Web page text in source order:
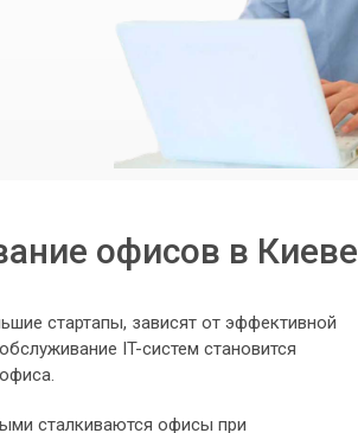
офисов в Киеве
стартапы, зависят от эффективной
IT-систем становится
сталкиваются офисы при